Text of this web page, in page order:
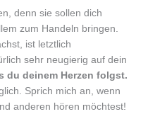
denn sie sollen dich
zum Handeln bringen.
ist letztlich
sehr neugierig auf dein
du deinem Herzen folgst.
Sprich mich an, wenn
anderen hören möchtest!